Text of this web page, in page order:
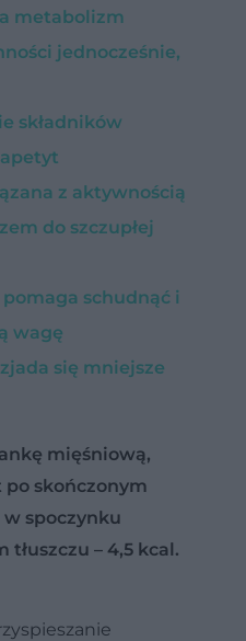
metabolizm
jednocześnie,
składników
z aktywnością
do szczupłej
schudnąć i
wagę
się mniejsze
mięśniową,
skończonym
spoczynku
tłuszczu – 4,5 kcal.